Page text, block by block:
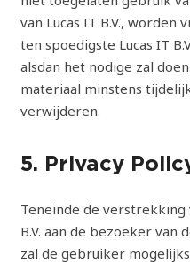
van Lucas IT B.V.,
ten spoedigste Lucas IT
alsdan het nodige zal
materiaal minstens
verwijderen.
5. Privacy
Teneinde de verstrekking
B.V. aan de bezoeker
zal de gebruiker